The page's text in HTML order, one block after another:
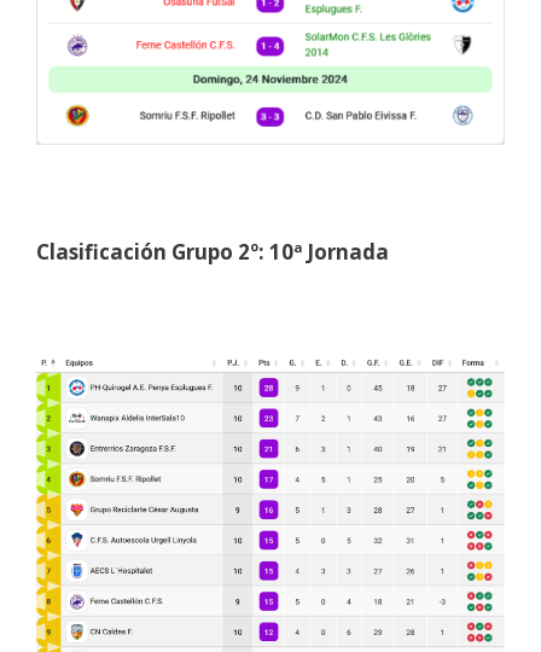
Clasificación Grupo 2º: 10ª Jornada